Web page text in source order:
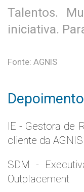
Talentos.
iniciativa.
Fonte: AGNIS
IE - Gestora de
cliente da AGNIS
SDM -
Outplacement